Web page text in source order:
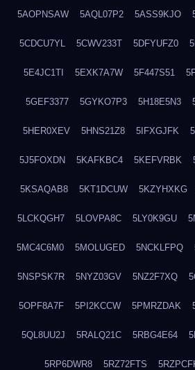
5AOPNSAW 5AQL07P2 5ASS9KJO
5CDCU7YL 5CWV233T 5DFYUFZ0
5E4JC1TI 5EXK7A7W 5F447S51
5GEF3377 5GYKO7P3 5H18E5N3
5HER0XEV 5HNS21Z8 5IFXGJFK
5J5FOXDN 5KAFKBC4 5KEFVRBK
5KSAQAB8 5KT1DCUW 5KZYHXKG
5LCKQGH7 5LOVPA8C 5LY0K9GU
5MC4C6M0 5MOLUGED 5NCKLFPQ
5NSPSK7R 5NYZ03GV 5NZ2F7XQ
5OPF8A7F 5PI2KCCW 5PMRZDAK
5QL8UU2J 5RALQ21C 5RBG4E64
5RP6DWR8 5RZ72FTS